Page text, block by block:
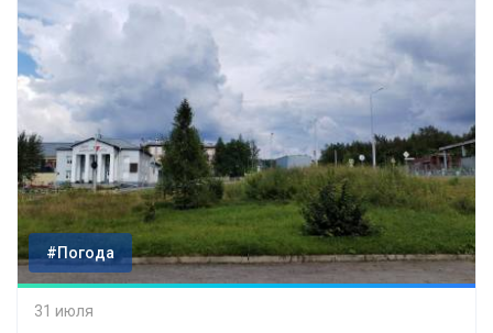
#Погода
31 июля